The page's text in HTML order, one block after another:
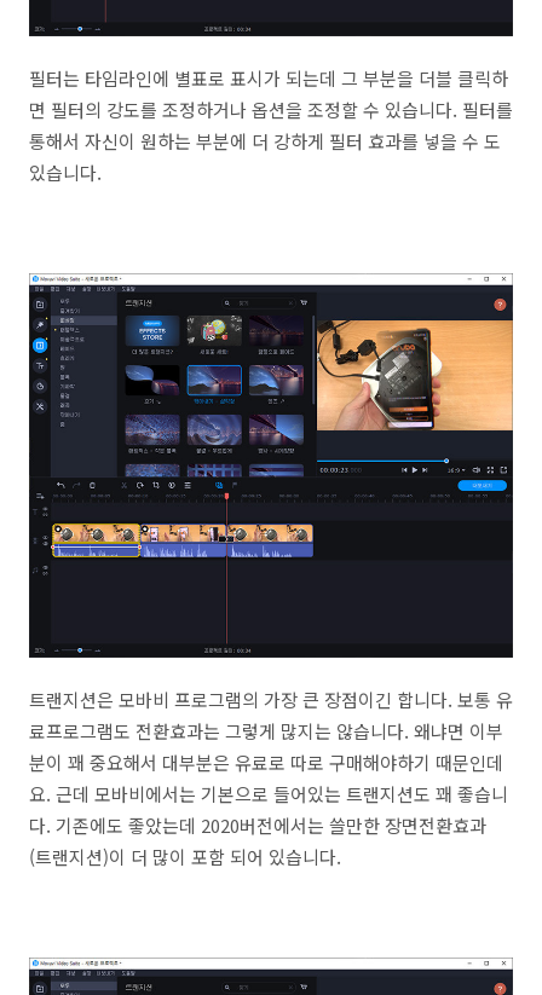
필터는 타임라인에 별표로 표시가 되는데 그 부분을 더블 클릭하
면 필터의 강도를 조정하거나 옵션을 조정할 수 있습니다. 필터를
통해서 자신이 원하는 부분에 더 강하게 필터 효과를 넣을 수 도
있습니다.
트랜지션은 모바비 프로그램의 가장 큰 장점이긴 합니다. 보통 유
료프로그램도 전환효과는 그렇게 많지는 않습니다. 왜냐면 이부
분이 꽤 중요해서 대부분은 유료로 따로 구매해야하기 때문인데
요. 근데 모바비에서는 기본으로 들어있는 트랜지션도 꽤 좋습니
다. 기존에도 좋았는데 2020버전에서는 쓸만한 장면전환효과
(트랜지션)이 더 많이 포함 되어 있습니다.